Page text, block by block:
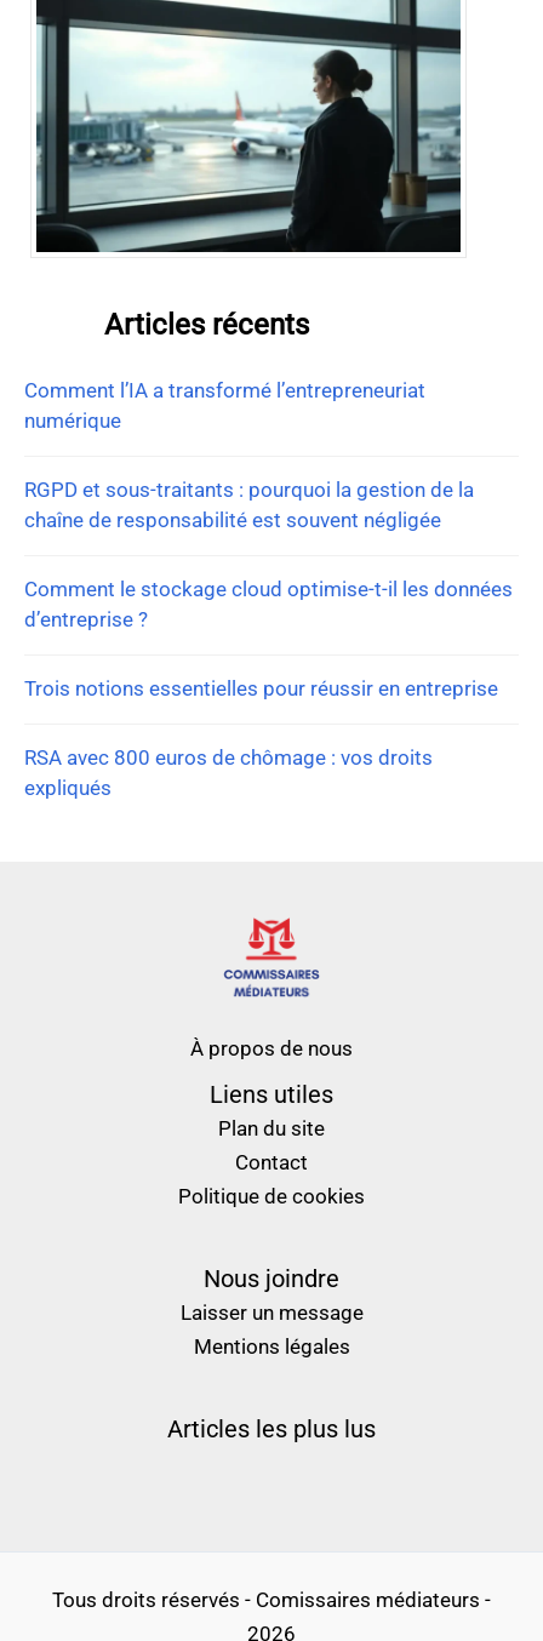
Articles récents
Comment l’IA a transformé l’entrepreneuriat
numérique
RGPD et sous-traitants : pourquoi la gestion de la
chaîne de responsabilité est souvent négligée
Comment le stockage cloud optimise-t-il les données
d’entreprise ?
Trois notions essentielles pour réussir en entreprise
RSA avec 800 euros de chômage : vos droits
expliqués
À propos de nous
Liens utiles
Plan du site
Contact
Politique de cookies
Nous joindre
Laisser un message
Mentions légales
Articles les plus lus
Tous droits réservés - Comissaires médiateurs -
2026